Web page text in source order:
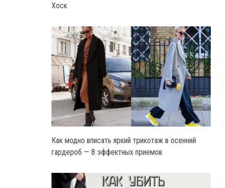
Хоск
Как модно вписать яркий трикотаж в осенний
гардероб — 8 эффектных приемов